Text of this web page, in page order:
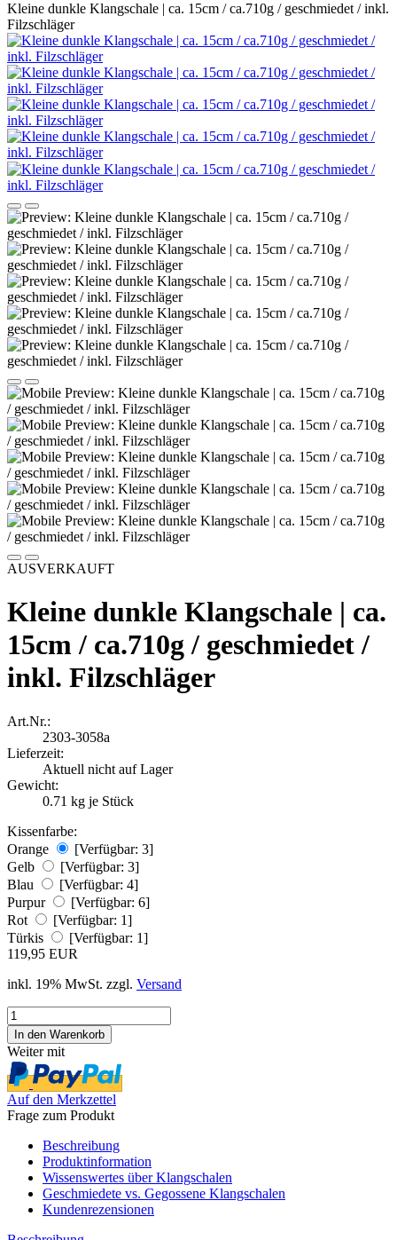
Kleine dunkle Klangschale | ca. 15cm / ca.710g / geschmiedet / inkl.
Filzschläger
AUSVERKAUFT
Kleine dunkle Klangschale | ca.
15cm / ca.710g / geschmiedet /
inkl. Filzschläger
Art.Nr.:
2303-3058a
Lieferzeit:
Aktuell nicht auf Lager
Gewicht:
0.71 kg je Stück
Kissenfarbe:
Orange
[Verfügbar: 3]
Gelb
[Verfügbar: 3]
Blau
[Verfügbar: 4]
Purpur
[Verfügbar: 6]
Rot
[Verfügbar: 1]
Türkis
[Verfügbar: 1]
119,95 EUR
inkl. 19% MwSt. zzgl. Versand
Weiter mit
Auf den Merkzettel
Frage zum Produkt
Beschreibung
Produktinformation
Wissenswertes über Klangschalen
Geschmiedete vs. Gegossene Klangschalen
Kundenrezensionen